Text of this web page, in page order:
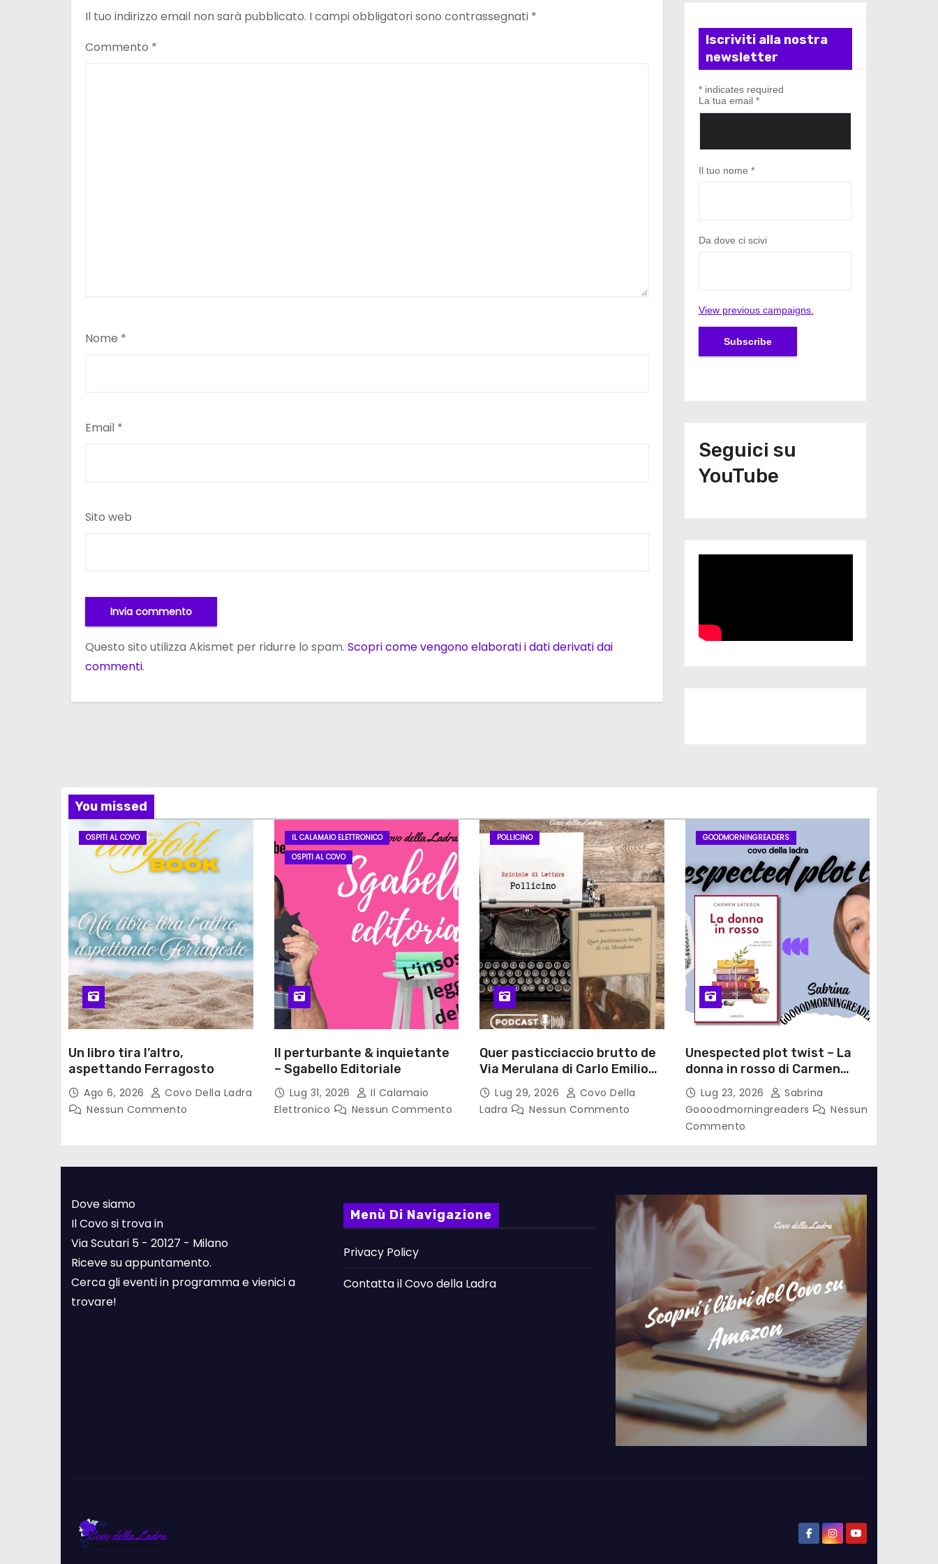
e
a
Il tuo indirizzo email non sarà pubblicato. I campi obbligatori sono contrassegnati *
Commento *
Nome *
Email *
Sito web
Questo sito utilizza Akismet per ridurre lo spam. Scopri come vengono elaborati i dati derivati dai
commenti.
Iscriviti alla nostra
newsletter
*indicates required
La tua email *
Il tuo nome *
Da dove ci scivi
View previous campaigns.
Seguici su
YouTube
You missed
OSPITI AL COVO
Un libro tira l’altro,
aspettando Ferragosto
Ago 6, 2026
Covo Della Ladra
Nessun Commento
IL CALAMAIO ELETTRONICO
OSPITI AL COVO
Il perturbante & inquietante
– Sgabello Editoriale
Lug 31, 2026
Il Calamaio
Elettronico
Nessun Commento
POLLICINO
Quer pasticciaccio brutto de
Via Merulana di Carlo Emilio
Gadda – Pollicino. Briciole di
lettura
Lug 29, 2026
Covo Della
Ladra
Nessun Commento
GOODMORNINGREADERS
Unespected plot twist – La
donna in rosso di Carmen
Laterza
Lug 23, 2026
Sabrina
Goooodmorningreaders
Nessun
Commento
Dove siamo
Il Covo si trova in
Via Scutari 5 - 20127 - Milano
Riceve su appuntamento.
Cerca gli eventi in programma e vienici a
trovare!
Menù Di Navigazione
Privacy Policy
Contatta il Covo della Ladra